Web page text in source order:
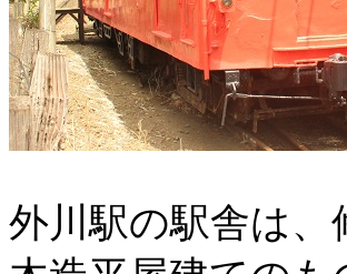
外川駅の駅舎は